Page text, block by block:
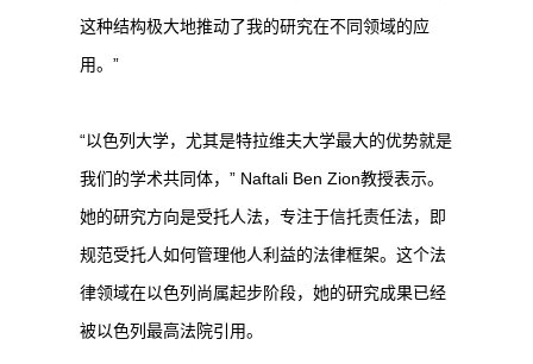
这种结构极大地推动了我的研究在不同领域的应
用。”
“以色列大学，尤其是特拉维夫大学最大的优势就是
我们的学术共同体，” Naftali Ben Zion教授表示。
她的研究方向是受托人法，专注于信托责任法，即
规范受托人如何管理他人利益的法律框架。这个法
律领域在以色列尚属起步阶段，她的研究成果已经
被以色列最高法院引用。